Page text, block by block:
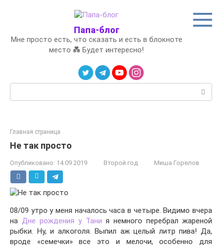
Папа-блог
Мне просто есть, что сказать и есть в блокноте
место 💑 Будет интересно!
Главная страница
Не так просто
Опубликовано: 14.09.2019 Второй год Миша Горелов
08/09 утро у меня началось часа в четыре. Видимо вчера
на Дне рождения у Тани я немного перебрал жареной
рыбки. Ну, и алкоголя. Выпил аж целый литр пива! Да,
вроде «семечки» все это и мелочи, особенно для